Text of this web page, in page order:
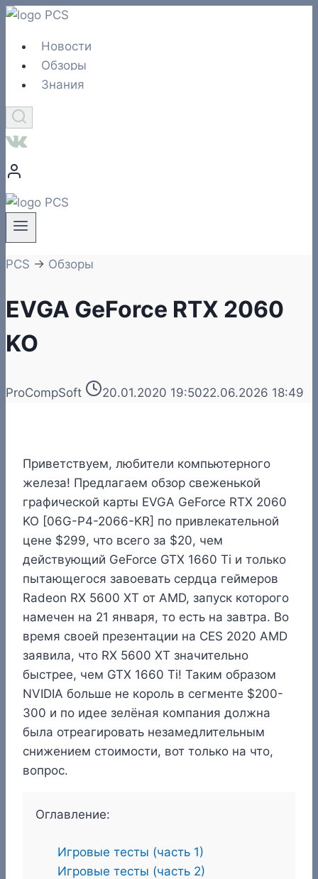
Перейти
содержимому
Новости
Обзоры
Знания
PCS → Обзоры
EVGA GeForce RTX 2060
KO
ProCompSoft 20.01.2020 19:5022.06.2026 18:49
Приветствуем, любители компьютерного
железа! Предлагаем обзор свеженькой
графической карты EVGA GeForce RTX 2060
KO [06G-P4-2066-KR] по привлекательной
цене $299, что всего за $20, чем
действующий GeForce GTX 1660 Ti и только
пытающегося завоевать сердца геймеров
Radeon RX 5600 XT от AMD, запуск которого
намечен на 21 января, то есть на завтра. Во
время своей презентации на CES 2020 AMD
заявила, что RX 5600 XT значительно
быстрее, чем GTX 1660 Ti! Таким образом
NVIDIA больше не король в сегменте $200-
300 и по идее зелёная компания должна
была отреагировать незамедлительным
снижением стоимости, вот только на что,
вопрос.
Оглавление:
Игровые тесты (часть 1)
Игровые тесты (часть 2)